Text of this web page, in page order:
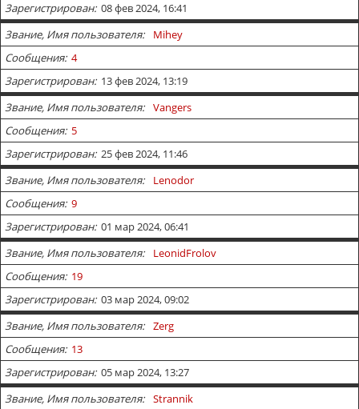
Зарегистрирован 08 фев 2024, 16:41
Звание, Имя пользователя
Mihey
Сообщения 4
Зарегистрирован 13 фев 2024, 13:19
Звание, Имя пользователя
Vangers
Сообщения 5
Зарегистрирован 25 фев 2024, 11:46
Звание, Имя пользователя
Lenodor
Сообщения 9
Зарегистрирован 01 мар 2024, 06:41
Звание, Имя пользователя
LeonidFrolov
Сообщения 19
Зарегистрирован 03 мар 2024, 09:02
Звание, Имя пользователя
Zerg
Сообщения 13
Зарегистрирован 05 мар 2024, 13:27
Звание, Имя пользователя
Strannik